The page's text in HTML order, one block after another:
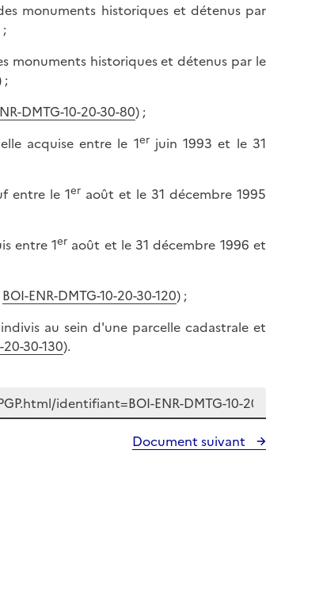
monuments historiques et détenus par
;
monuments historiques et détenus par le
;
DMTG-10-20-30-80) ;
acquise entre le 1erjuin 1993 et le 31
entre le 1er août et le 31 décembre 1995
entre 1er août et le 31 décembre 1996 et
BOI-ENR-DMTG-10-20-30-120) ;
au sein d'une parcelle cadastrale et
20-30-130).
Document suivant